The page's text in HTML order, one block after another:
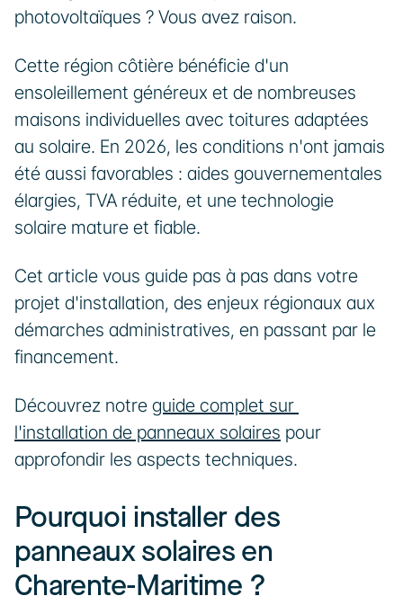
photovoltaïques ? Vous avez raison.
Cette région côtière bénéficie d'un
ensoleillement généreux et de nombreuses
maisons individuelles avec toitures adaptées
au solaire. En 2026, les conditions n'ont jamais
été aussi favorables : aides gouvernementales
élargies, TVA réduite, et une technologie
solaire mature et fiable.
Cet article vous guide pas à pas dans votre
projet d'installation, des enjeux régionaux aux
démarches administratives, en passant par le
financement.
Découvrez notre guide complet sur
l'installation de panneaux solaires pour
approfondir les aspects techniques.
Pourquoi installer des
panneaux solaires en
Charente-Maritime ?